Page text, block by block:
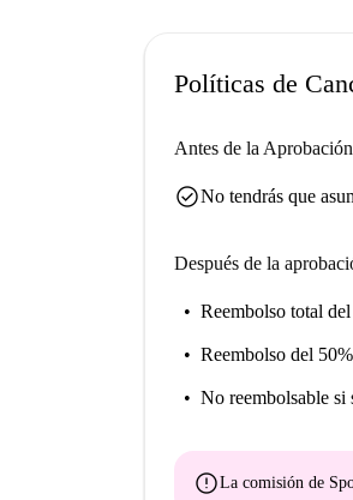
Políticas de
Antes de la
check_circleNo tendrás que
Después de la
Reembolso total
Reembolso del
No reembolsable si
errorLa comisión de